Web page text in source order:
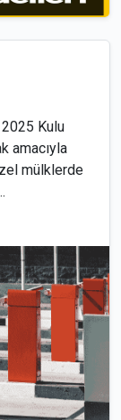
Kulu
amacıyla
mülklerde